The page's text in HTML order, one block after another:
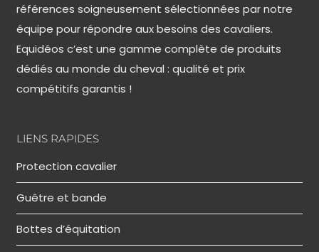
références soigneusement sélectionnées par notre
équipe pour répondre aux besoins des cavaliers.
Equidéos c’est une gamme complète de produits
dédiés au monde du cheval : qualité et prix
compétitifs garantis !
LIENS RAPIDES
Protection cavalier
Guêtre et bande
Bottes d’équitation